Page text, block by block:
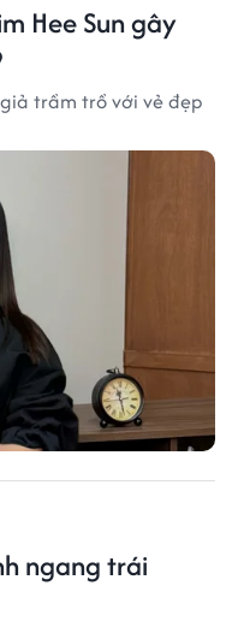
Hee Sun gây
trầm trồ với vẻ đẹp
ngang trái